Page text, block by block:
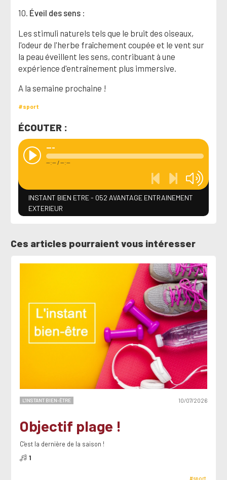
10. Éveil des sens:
Les stimuli naturels tels que le bruit des oiseaux,
l'odeur de l'herbe fraîchement coupée et le vent sur
la peau éveillent les sens, contribuant à une
expérience d'entraînement plus immersive.
A la semaine prochaine !
#sport
ÉCOUTER :
---
--:--/--:--
INSTANT BIEN ETRE - 052 AVANTAGE ENTRAINEMENT
EXTERIEUR
Ces articles pourraient vous intéresser
L'INSTANT BIEN-ÊTRE 10/07/2026
Objectif plage !
C'est la dernière de la saison !
1
#sport